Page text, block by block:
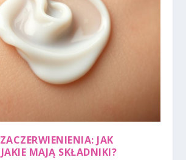
JAK
MAJĄ SKŁADNIKI?